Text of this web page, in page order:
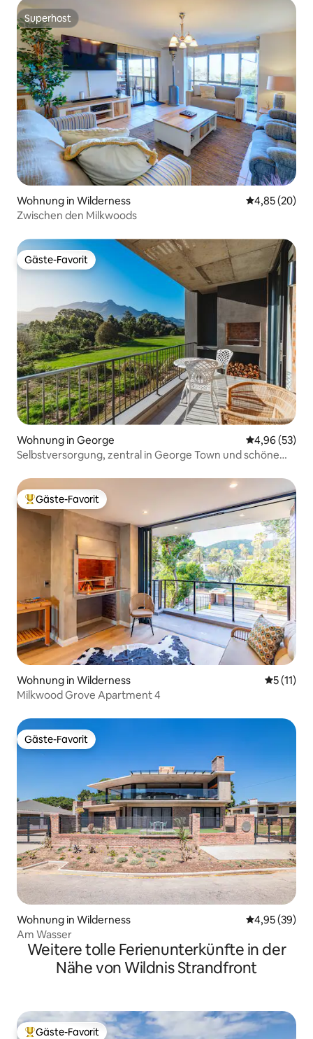
Superhost
Superhost
Wohnung in Wilderness
4,85 (20)
Zwischen den Milkwoods
Gäste-Favorit
Gäste-Favorit
Wohnung in George
4,96 (53)
Selbstversorgung, zentral in George Town und schöne
Beliebter Gäste-Favorit.
Gäste-Favorit
Wohnung in Wilderness
5 (11)
Milkwood Grove Apartment 4
Gäste-Favorit
Gäste-Favorit
Wohnung in Wilderness
4,95 (39)
Am Wasser
Weitere tolle Ferienunterkünfte in der
Nähe von Wildnis Strandfront
Gäste-Favorit